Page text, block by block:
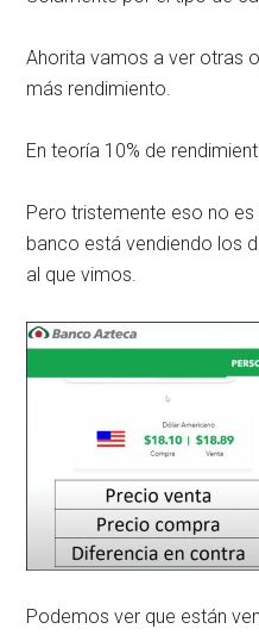
Ahorita vamos a ver otras
más rendimiento.
En teoría 10% de
Pero tristemente eso no
banco está vendiendo los
al que vimos.
Podemos ver que están